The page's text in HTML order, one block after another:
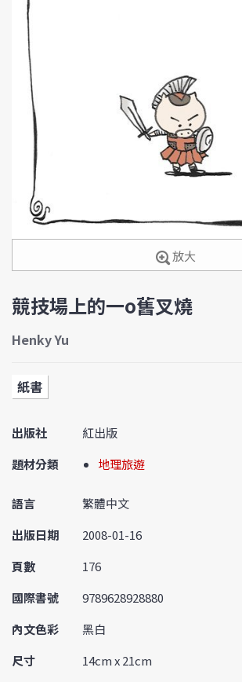
放大
競技場上的一o舊叉燒
Henky Yu
紙書
出版社
紅出版
題材分類
地理旅遊
語言
繁體中文
出版日期
2008-01-16
頁數
176
國際書號
9789628928880
內文色彩
黑白
尺寸
14cm x 21cm